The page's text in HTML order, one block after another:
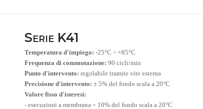
Serie K41
Temperatura d'impiego: -25°C ÷ +85°C
Frequenza di commutazione: 90 cicli/min
Punto d'intervento: regolabile tramite vite esterna
Precisione d'intervento: ± 5% del fondo scala a 20°C
Valore fisso d'isteresi:
- esecuzioni a membrana ~ 10% del fondo scala a 20°C